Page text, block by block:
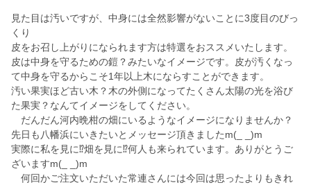
見た目は汚いですが、中身には全然影響がないことに3度目のびっ
くり
皮をお召し上がりになられます方は特選をおススメいたします。
皮は中身を守るための鎧？みたいなイメージです。皮が汚くなっ
て中身を守るからこそ1年以上木にならすことができます。
汚い果実ほど古い木？木の外側になってたくさん太陽の光を浴び
た果実？なんてイメージをしてください。
だんだん河内晩柑の畑にいるようなイメージになりませんか？
先日も八幡浜にいきたいとメッセージ頂きましたm(_ _)m
実際に私を見に⁉️畑を見に⁉️何人も来られています。ありがとうご
ざいますm(_ _)m
何回かご注文いただいた常連さんには今回は思ったよりもきれ